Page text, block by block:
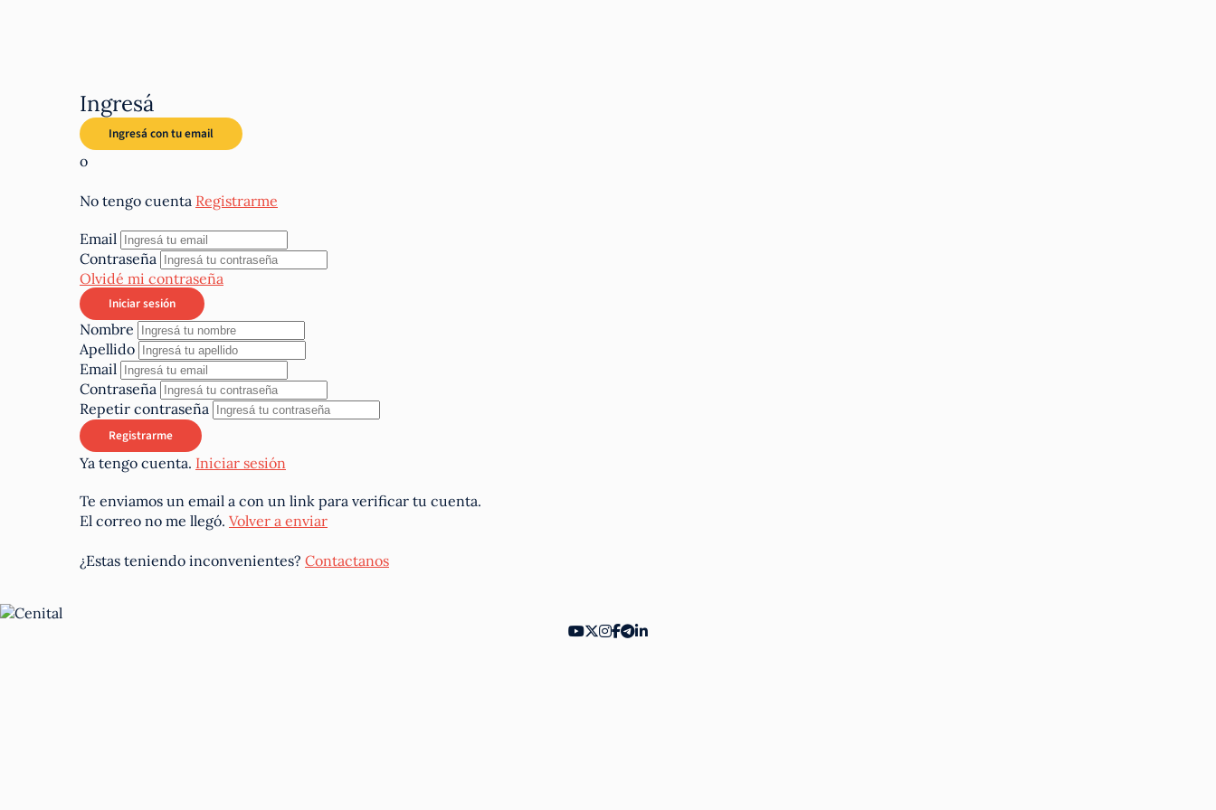
Ingresá
o
No tengo cuenta Registrarme
Email
Contraseña
Olvidé mi contraseña
Nombre
Apellido
Email
Contraseña
Repetir contraseña
Ya tengo cuenta. Iniciar sesión
Te enviamos un email a con un link para verificar tu cuenta.
El correo no me llegó. Volver a enviar
¿Estas teniendo inconvenientes? Contactanos